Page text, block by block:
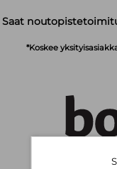
Saat
*Koskee